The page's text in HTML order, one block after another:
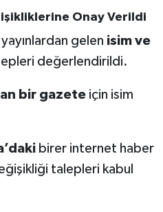
Onay Verildi
gelen isim ve
değerlendirildi.
bir gazeteiçin isim
birer internet haber
talepleri kabul